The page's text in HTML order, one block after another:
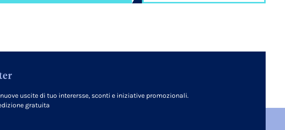
uscite di tuo interersse, sconti e iniziative promozionali.
gratuita